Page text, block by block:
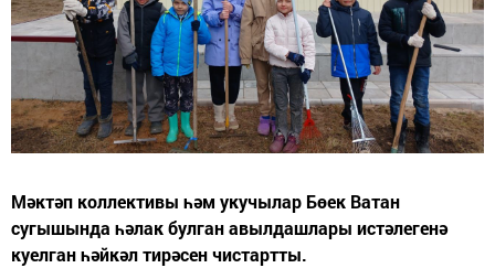
Мәктәп коллективы һәм укучылар Бөек Ватан
сугышында һәлак булган авылдашлары истәлегенә
куелган һәйкәл тирәсен чистартты.